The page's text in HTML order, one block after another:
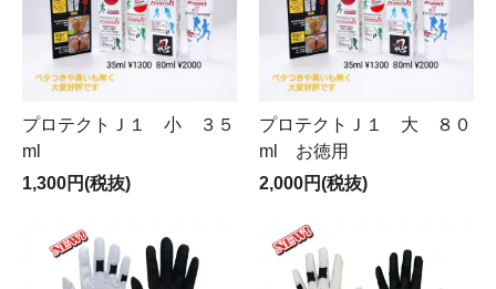
プロテクトＪ１ 小 ３５
ml
1,300円(税抜)
プロテクトＪ１ 大 ８０
ml お徳用
2,000円(税抜)